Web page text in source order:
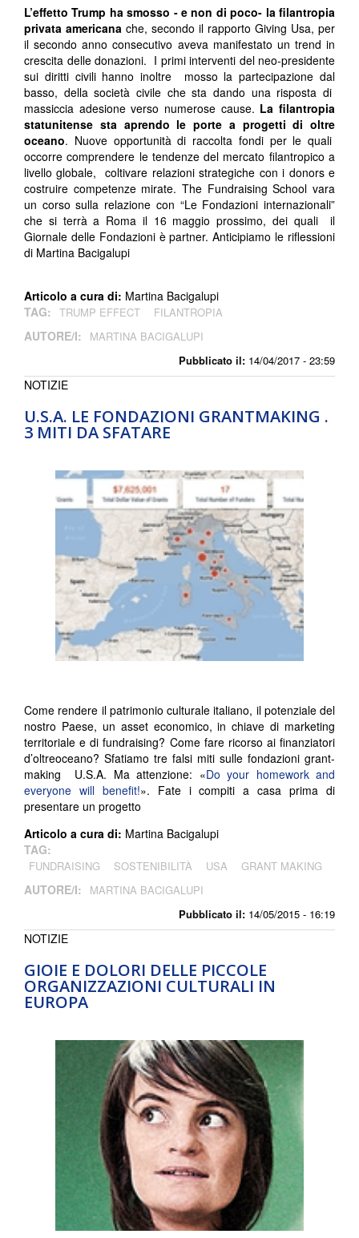
Pubblicato il: 14/04/2017 - 23:59
L’effetto Trump ha smosso - e non di poco- la filantropia
privata americana che, secondo il rapporto Giving Usa, per
il secondo anno consecutivo aveva manifestato un trend in
crescita delle donazioni. I primi interventi del neo-presidente
sui diritti civili hanno inoltre mosso la partecipazione dal
basso, della società civile che sta dando una risposta di
massiccia adesione verso numerose cause. La filantropia
statunitense sta aprendo le porte a progetti di oltre
oceano. Nuove opportunità di raccolta fondi per le quali
occorre comprendere le tendenze del mercato filantropico a
livello globale, coltivare relazioni strategiche con i donors e
costruire competenze mirate. The Fundraising School vara
un corso sulla relazione con “Le Fondazioni internazionali”
che si terrà a Roma il 16 maggio prossimo, dei quali il
Giornale delle Fondazioni è partner. Anticipiamo le riflessioni
di Martina Bacigalupi
Articolo a cura di: Martina Bacigalupi
TAG: TRUMP EFFECT FILANTROPIA
AUTORE/I: MARTINA BACIGALUPI
U.S.A. LE FONDAZIONI GRANTMAKING .
3 MITI DA SFATARE
Pubblicato il: 14/05/2015 - 16:19
NOTIZIE
Come rendere il patrimonio culturale italiano, il potenziale del
nostro Paese, un asset economico, in chiave di marketing
territoriale e di fundraising? Come fare ricorso ai finanziatori
d’oltreoceano? Sfatiamo tre falsi miti sulle fondazioni grant-
making U.S.A. Ma attenzione: «Do your homework and
everyone will benefit!». Fate i compiti a casa prima di
presentare un progetto
Articolo a cura di: Martina Bacigalupi
TAG:
FUNDRAISING SOSTENIBILITÀ USA GRANT MAKING
AUTORE/I: MARTINA BACIGALUPI
GIOIE E DOLORI DELLE PICCOLE
ORGANIZZAZIONI CULTURALI IN
EUROPA
NOTIZIE